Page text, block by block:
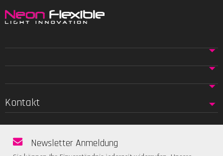
Kontakt
Newsletter Anmeldung